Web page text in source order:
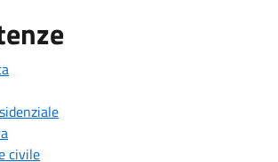
civile